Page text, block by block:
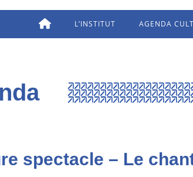
L’INSTITUT AGENDA
spectacle – Le